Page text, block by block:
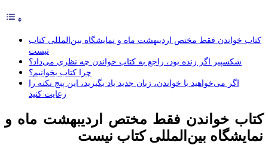
کتاب خواندن فقط مختص اردیبهشت ماه و نمایشگاه بین‌المللی کتاب
نیست
شکسپیر اگر زنده بود، راجع به کتاب خواندن چه نظری می‌داد؟
چرا کتاب بخوانیم؟
اگر می‌خواهید با خواندن، زبان جدید یاد بگیرید، این پنج نکته را
رعایت کنید
کتاب خواندن فقط مختص اردیبهشت ماه و
نمایشگاه بین‌المللی کتاب نیست